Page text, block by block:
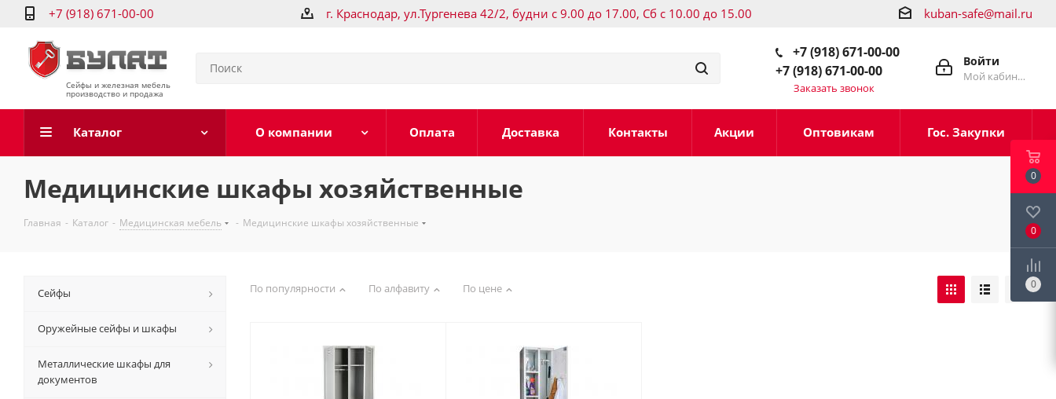
+7 (918) 671-00-00 г. Краснодар, ул.Тургенева 42/2, будни с 9.00 до 17.00, Сб с 10.00 до 15.00 kuban-safe@mail.ru
Сейфы и железная мебель
производство и продажа
Войти
Мой кабинет
+7 (918) 671-00-00
+7 (918) 671-00-00
Заказать звонок
Каталог О компании Оплата Доставка Контакты Акции Оптовикам Гос. Закупки
Медицинские шкафы хозяйственные
Главная - Каталог - Медицинская мебель - Медицинские шкафы хозяйственные
По популярности По алфавиту По цене
Сейфы
Оружейные сейфы и шкафы
Металлические шкафы для
документов
0
0
0